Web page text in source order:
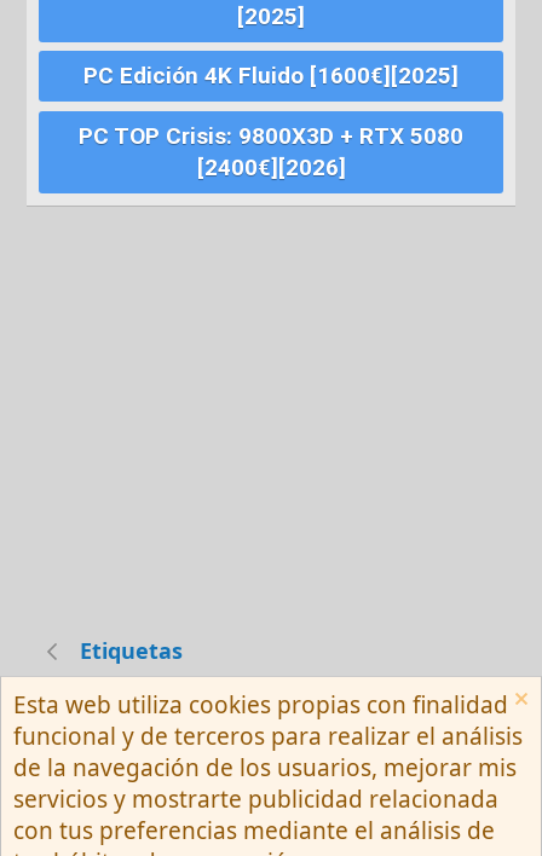
[2025]
PC Edición 4K Fluido [1600€][2025]
PC TOP Crisis: 9800X3D + RTX 5080
[2400€][2026]
Etiquetas
Español (Neutro) Tu
Contactarnos
Términos y reglas
Privacy policy
Ayuda
R
S
S
Community platform by XenForo ® © 2010-
Esta web utiliza cookies propias con finalidad
funcional y de terceros para realizar el análisis
de la navegación de los usuarios, mejorar mis
servicios y mostrarte publicidad relacionada
con tus preferencias mediante el análisis de